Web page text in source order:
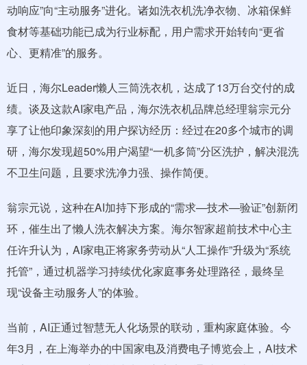
动响应”向“主动服务”进化。诸如洗衣机洗净衣物、冰箱保鲜
食材等基础功能已成为行业标配，用户需求开始转向“更省
心、更精准”的服务。
近日，海尔Leader懒人三筒洗衣机，达成了13万台交付的成
绩。谈及这款AI家电产品，海尔洗衣机品牌总经理翁宗元分
享了让他印象深刻的用户探访经历：经过在20多个城市的调
研，海尔发现超50%用户渴望“一机多筒”分区洗护，解决混洗
不卫生问题，且要求洗净力强、操作简便。
翁宗元说，这种在AI加持下形成的“需求—技术—验证”创新闭
环，催生出了懒人洗衣解决方案。海尔智家超前技术中心主
任许升认为，AI家电正将家务劳动从“人工操作”升级为“系统
托管”，通过机器学习持续优化家庭事务处理路径，最终呈
现“设备主动服务人”的体验。
当前，AI正通过智慧无人化场景的联动，重构家庭体验。今
年3月，在上海举办的中国家电及消费电子博览会上，AI技术